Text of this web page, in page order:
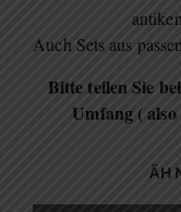
Auch Sets aus
Bitte teilen Sie
Umfang (